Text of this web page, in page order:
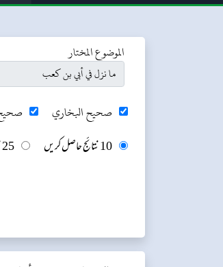
الموضوع المختار
صحيح البخاري
10 نتائج حاصل کریں
25 نتائج حاصل کریں